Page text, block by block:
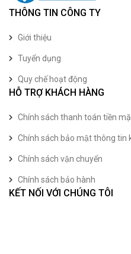
THÔNG TIN CÔNG TY
Giới thiệu
Tuyển dụng
Quy chế hoạt động
HỖ TRỢ KHÁCH HÀNG
Chính sách thanh toán tiền
Chính sách bảo mật thông tin
Chính sách vận chuyển
Chính sách bảo hành
KẾT NỐI VỚI CHÚNG TÔI